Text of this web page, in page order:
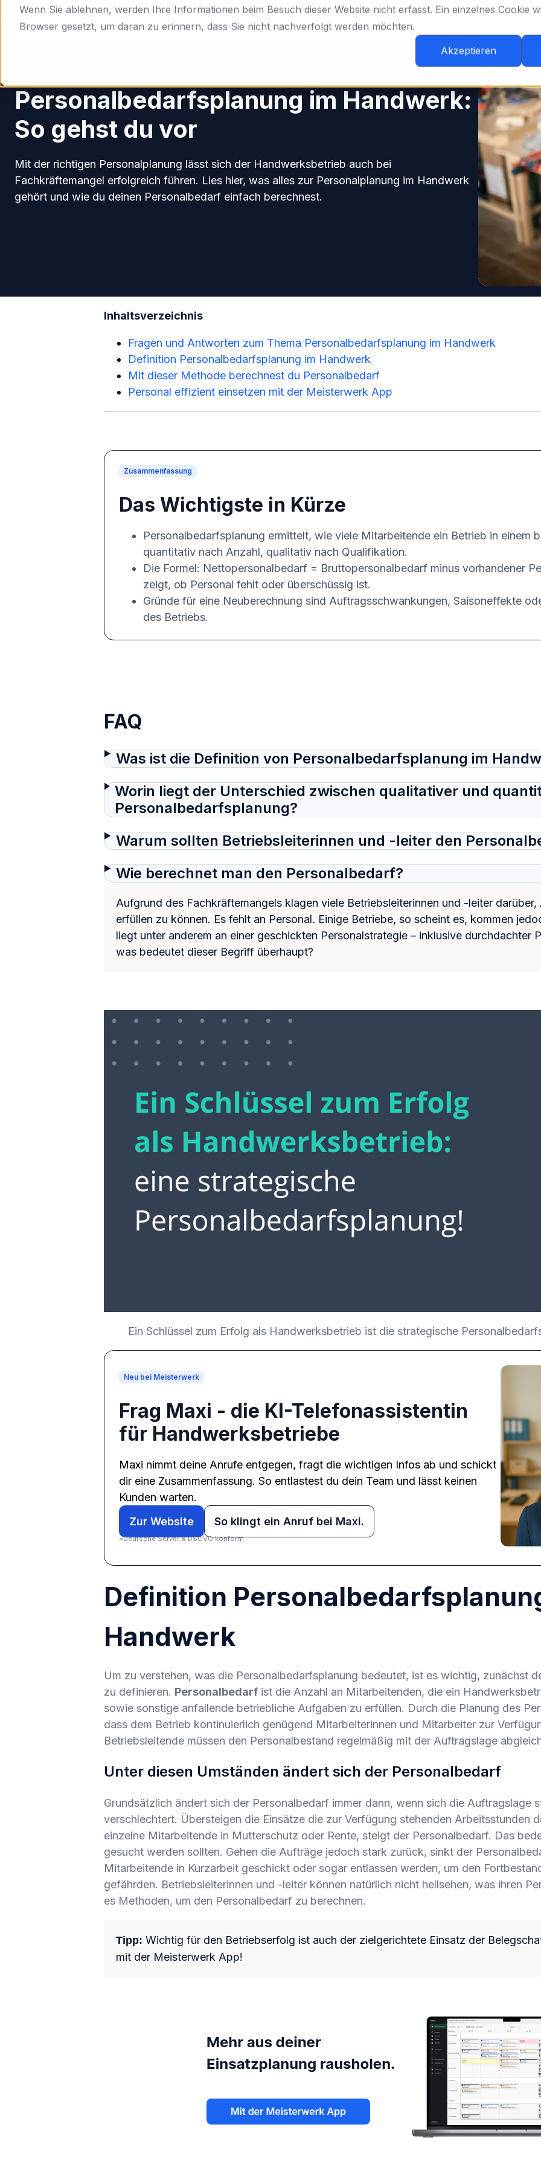
Wenn Sie ablehnen, werden Ihre Informationen beim Besuch dieser Website nicht erfasst. Ein einzelnes Cookie
Browser gesetzt, um daran zu erinnern, dass Sie nicht nachverfolgt werden möchten.
Akzeptieren
m
Blog-Themen
Personalbedarfsplanung im Handwerk:
So gehst du vor
Mit der richtigen Personalplanung lässt sich der Handwerksbetrieb auch bei
Fachkräftemangel erfolgreich führen. Lies hier, was alles zur Personalplanung im Handwerk
gehört und wie du deinen Personalbedarf einfach berechnest.
Inhaltsverzeichnis
Fragen und Antworten zum Thema Personalbedarfsplanung im Handwerk
Definition Personalbedarfsplanung im Handwerk
Mit dieser Methode berechnest du Personalbedarf
Personal effizient einsetzen mit der Meisterwerk App
Zusammenfassung
Das Wichtigste in Kürze
Personalbedarfsplanung ermittelt, wie viele Mitarbeitende ein Betrieb in einem
quantitativ nach Anzahl, qualitativ nach Qualifikation.
Die Formel: Nettopersonalbedarf = Bruttopersonalbedarf minus vorhandener
zeigt, ob Personal fehlt oder überschüssig ist.
Gründe für eine Neuberechnung sind Auftragsschwankungen, Saisoneffekte
des Betriebs.
FAQ
Was ist die Definition von Personalbedarfsplanung im
Worin liegt der Unterschied zwischen qualitativer und
Personalbedarfsplanung?
Warum sollten Betriebsleiterinnen und -leiter den
Wie berechnet man den Personalbedarf?
Aufgrund des Fachkräftemangels klagen viele Betriebsleiterinnen und -leiter
erfüllen zu können. Es fehlt an Personal. Einige Betriebe, so scheint es, kommen
liegt unter anderem an einer geschickten Personalstrategie – inklusive durchdachter
was bedeutet dieser Begriff überhaupt?
Ein Schlüssel zum Erfolg als Handwerksbetrieb ist die strategische
Neu bei Meisterwerk
Frag Maxi - die KI-Telefonassistentin
für Handwerksbetriebe
Maxi nimmt deine Anrufe entgegen, fragt die wichtigen Infos ab und schickt
dir eine Zusammenfassung. So entlastest du dein Team und lässt keinen
Kunden warten.
Zur Website
So klingt ein Anruf bei Maxi.
*Deutsche Server & DSGVO konform
Definition
Handwerk
Um zu verstehen, was die Personalbedarfsplanung bedeutet, ist es wichtig, zunächst
zu definieren. Personalbedarf ist die Anzahl an Mitarbeitenden, die ein
sowie sonstige anfallende betriebliche Aufgaben zu erfüllen. Durch die Planung des
dass dem Betrieb kontinuierlich genügend Mitarbeiterinnen und Mitarbeiter zur
Betriebsleitende müssen den Personalbestand regelmäßig mit der Auftragslage
Unter diesen Umständen ändert sich der Personalbedarf
Grundsätzlich ändert sich der Personalbedarf immer dann, wenn sich die Auftragslage
verschlechtert. Übersteigen die Einsätze die zur Verfügung stehenden Arbeitsstunden
einzelne Mitarbeitende in Mutterschutz oder Rente, steigt der Personalbedarf. Das
gesucht werden sollten. Gehen die Aufträge jedoch stark zurück, sinkt der
Mitarbeitende in Kurzarbeit geschickt oder sogar entlassen werden, um den
gefährden. Betriebsleiterinnen und -leiter können natürlich nicht hellsehen, was ihren
es Methoden, um den Personalbedarf zu berechnen.
Tipp: Wichtig für den Betriebserfolg ist auch der zielgerichtete Einsatz der
mit der Meisterwerk App!